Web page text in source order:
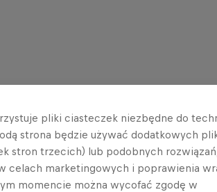
pliki ciasteczek niezbędne do
strona będzie używać dodatkowych
stron trzecich) lub podobnych
celach marketingowych i poprawienia
momencie można wycofać zgodę w